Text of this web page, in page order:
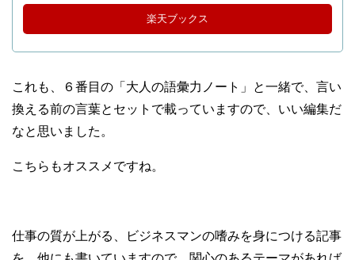
楽天ブックス
これも、６番目の「大人の語彙力ノート」と一緒で、言い
換える前の言葉とセットで載っていますので、いい編集だ
なと思いました。
こちらもオススメですね。
仕事の質が上がる、ビジネスマンの嗜みを身につける記事